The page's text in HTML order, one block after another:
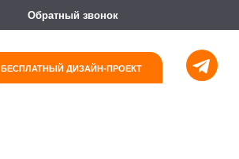
Обратный звонок
БЕСПЛАТНЫЙ ДИЗАЙН-ПРОЕКТ